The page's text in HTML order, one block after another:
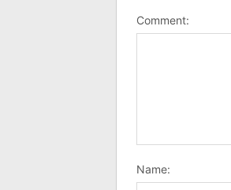
Comment:
Name: